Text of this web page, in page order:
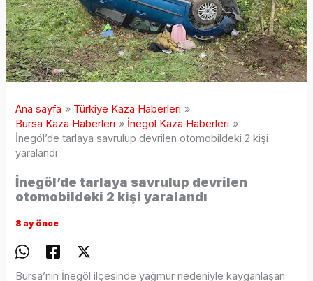
Ana sayfa
Türkiye Kaza Haberleri
Bursa Kaza Haberleri
İnegöl Kaza Haberleri
İnegöl’de tarlaya savrulup devrilen otomobildeki 2 kişi
yaralandı
İnegöl’de tarlaya savrulup devrilen
otomobildeki 2 kişi yaralandı
8 ay önce
Bursa’nın İnegöl ilçesinde yağmur nedeniyle kayganlaşan